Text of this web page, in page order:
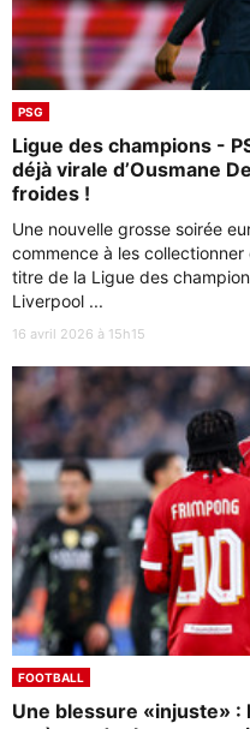
PSG
Ligue des champions -
déjà virale d’Ousmane
froides !
Une nouvelle grosse soirée
commence à les
titre de la Ligue des
Liverpool ...
16 avril 2026 à 15h15
FOOTBALL
Une blessure «injuste» :